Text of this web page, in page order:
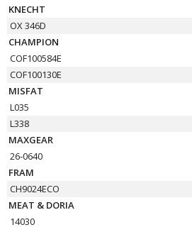
KNECHT
OX 346D
CHAMPION
COF100584E
COF100130E
MISFAT
L035
L338
MAXGEAR
26-0640
FRAM
CH9024ECO
MEAT & DORIA
14030